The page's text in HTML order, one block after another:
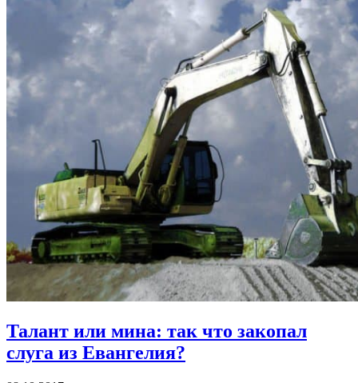
Талант или мина: так что закопал
слуга из Евангелия?